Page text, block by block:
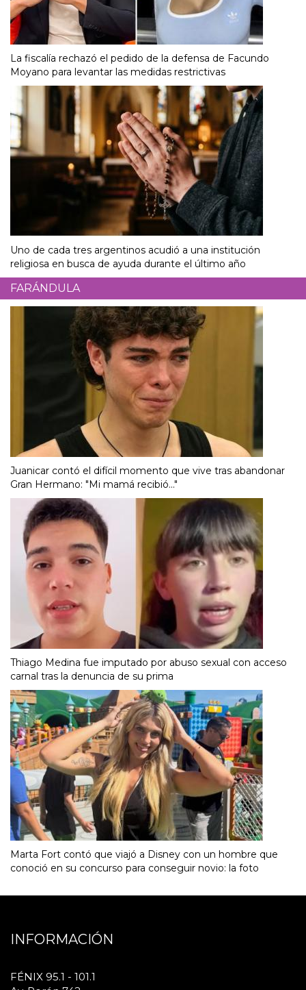
La fiscalía rechazó el pedido de la defensa de Facundo
Moyano para levantar las medidas restrictivas
Uno de cada tres argentinos acudió a una institución
religiosa en busca de ayuda durante el último año
FARÁNDULA
Juanicar contó el difícil momento que vive tras abandonar
Gran Hermano: "Mi mamá recibió..."
Thiago Medina fue imputado por abuso sexual con acceso
carnal tras la denuncia de su prima
Marta Fort contó que viajó a Disney con un hombre que
conoció en su concurso para conseguir novio: la foto
INFORMACIÓN
FÉNIX 95.1 - 101.1